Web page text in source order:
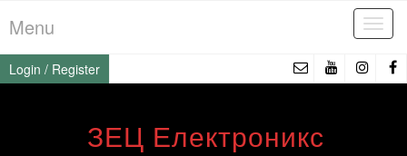
to
the
content
Menu
Login / Register
ЗЕЦ Електроникс